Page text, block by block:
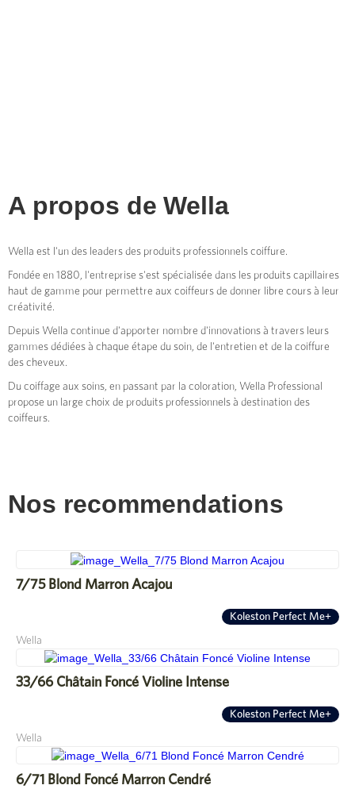
A propos de Wella
Wella est l'un des leaders des produits professionnels coiffure.
Fondée en 1880, l'entreprise s'est spécialisée dans les produits capillaires
haut de gamme pour permettre aux coiffeurs de donner libre cours à leur
créativité.
Depuis Wella continue d'apporter nombre d'innovations à travers leurs
gammes dédiées à chaque étape du soin, de l'entretien et de la coiffure
des cheveux.
Du coiffage aux soins, en passant par la coloration, Wella Professional
propose un large choix de produits professionnels à destination des
coiffeurs.
Nos recommendations
7/75 Blond Marron Acajou
Koleston Perfect Me+
Wella
33/66 Châtain Foncé Violine Intense
Koleston Perfect Me+
Wella
6/71 Blond Foncé Marron Cendré